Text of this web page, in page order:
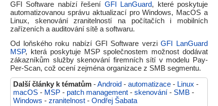
GFI Software nabízí řešení GFI LanGuard, které poskytuje
automatizovanou správu aktualizací pro Windows, MacOS a
Linux, skenování zranitelností na počítačích i mobilních
zařízeních a auditování sítě a softwaru.
Od loňského roku nabízí GFI Software verziGFI LanGuard
MSP, která poskytuje MSP společnostem možnost dodávat
zákazníkům služby skenování firemních sítí v modelu Pay-
Per-Scan, což ocení zejména organizace z SMB segmentu.
Další články k tématům -Android - automatizace - Linux -
macOS - MSP - patch management - skenování - SMB -
Windows - zranitelnost - Ondřej Šabata